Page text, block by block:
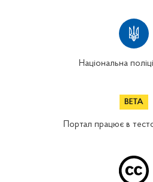
Національна
Портал працює в